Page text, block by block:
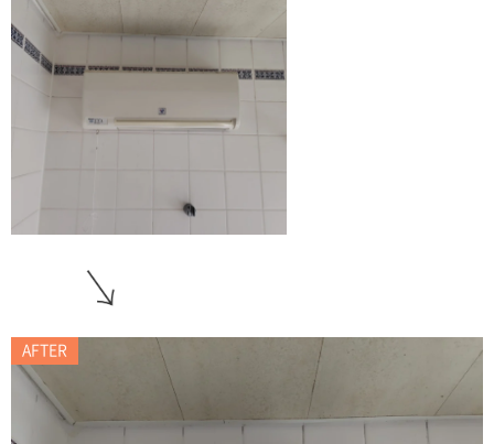
AFTER